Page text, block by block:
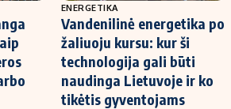
ENERGETIKA
Vandenilinė energetika po
žaliuoju kursu: kur ši
technologija gali būti
naudinga Lietuvoje ir ko
tikėtis gyventojams